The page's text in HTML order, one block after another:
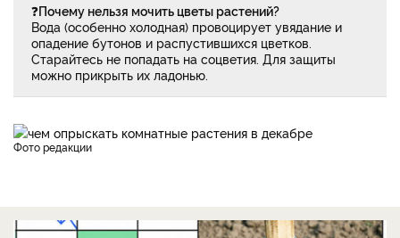
❓Почему нельзя мочить цветы растений?
Вода (особенно холодная) провоцирует увядание и
опадение бутонов и распустившихся цветков.
Старайтесь не попадать на соцветия. Для защиты
можно прикрыть их ладонью.
фото редакции